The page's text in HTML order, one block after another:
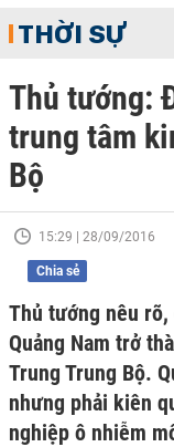
THỜI SỰ
Thủ tướng:
trung tâm
Bộ
15:29 | 28/09/2016
Chia sẻ
Thủ tướng nêu
Quảng Nam trở
Trung Trung Bộ.
nhưng phải kiên
nghiệp ô nhiễm